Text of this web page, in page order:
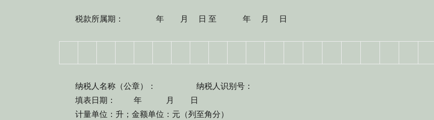
税款所属期： 年 月 日 至 年 月 日
纳税人名称（公章）： 纳税人识别号：
填表日期： 年 月 日
计量单位：升；金额单位：元（列至角分）